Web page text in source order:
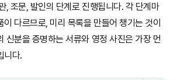
, 조문, 발인의 단계로 진행됩니다. 각 단계마
이 다르므로, 미리 목록을 만들어 챙기는 것이
신분을 증명하는 서류와 영정 사진은 가장 먼
니다.